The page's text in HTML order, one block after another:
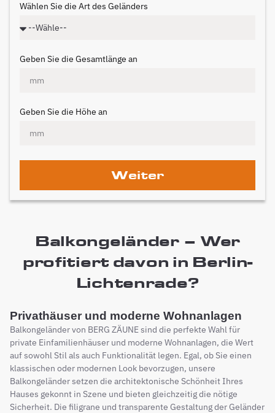
Wählen Sie die Art des Geländers
Geben Sie die Gesamtlänge an
Geben Sie die Höhe an
Weiter
Balkongeländer – Wer
profitiert davon in Berlin-
Lichtenrade?
Privathäuser und moderne Wohnanlagen
Balkongeländer von BERG ZÄUNE sind die perfekte Wahl für
private Einfamilienhäuser und moderne Wohnanlagen, die Wert
auf sowohl Stil als auch Funktionalität legen. Egal, ob Sie einen
klassischen oder modernen Look bevorzugen, unsere
Balkongeländer setzen die architektonische Schönheit Ihres
Hauses gekonnt in Szene und bieten gleichzeitig die nötige
Sicherheit. Die filigrane und transparente Gestaltung der Geländer